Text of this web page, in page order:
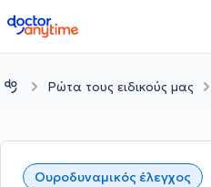
doctoranytime
Ρώτα τους ειδικούς μας
Ουροδυναμικός έλεγχος